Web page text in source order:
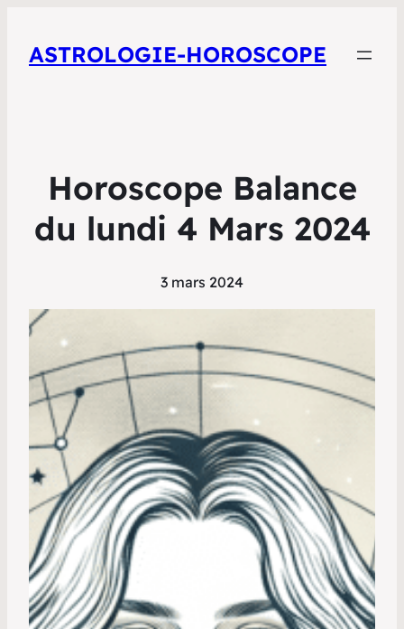
ASTROLOGIE-HOROSCOPE
Horoscope Balance
du lundi 4 Mars 2024
3 mars 2024